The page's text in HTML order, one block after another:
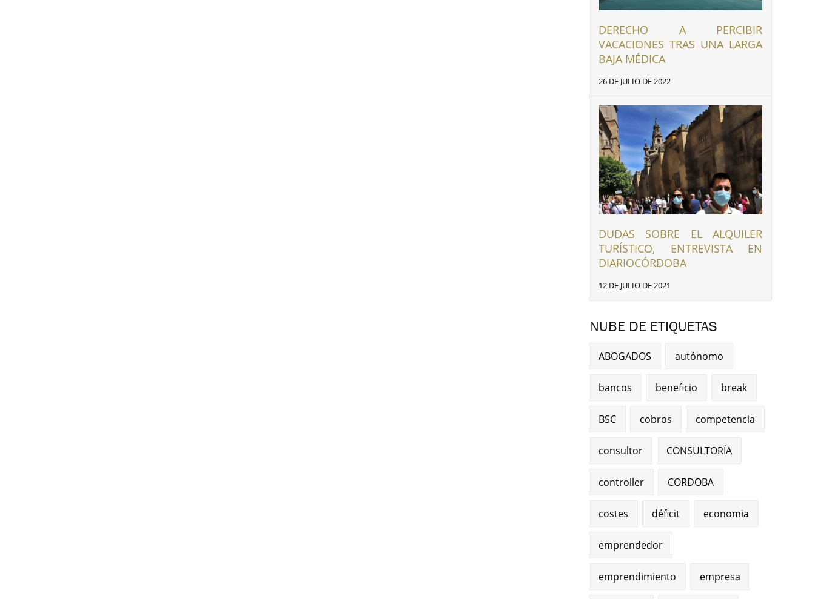
DERECHO A PERCIBIR
VACACIONES TRAS UNA LARGA
BAJA MÉDICA
26 DE JULIO DE 2022
DUDAS SOBRE EL ALQUILER
TURÍSTICO, ENTREVISTA EN
DIARIOCÓRDOBA
12 DE JULIO DE 2021
NUBE DE ETIQUETAS
ABOGADOS autónomo
bancos beneficio break
BSC cobros competencia
consultor CONSULTORÍA
controller CORDOBA
costes déficit economia
emprendedor
emprendimiento empresa